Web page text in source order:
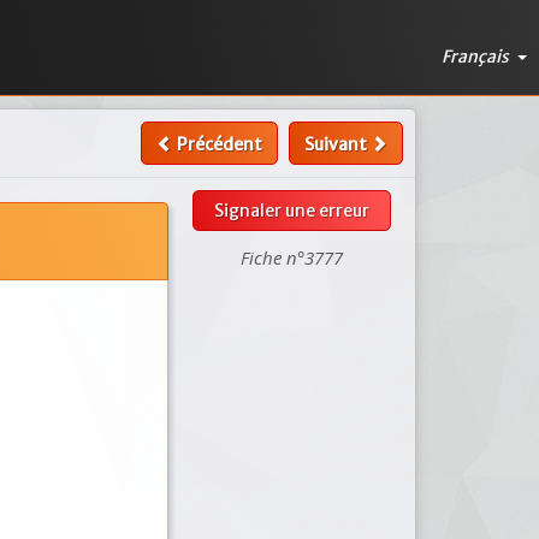
Français
Précédent Suivant
Signaler une erreur
Fiche n°3777